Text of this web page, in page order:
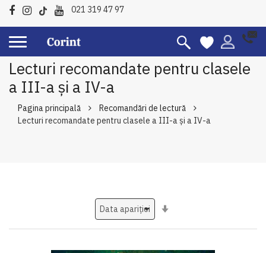
021 319 47 97
Lecturi recomandate pentru clasele
a III-a şi a IV-a
Pagina principală
Recomandări de lectură
Lecturi recomandate pentru clasele a III-a şi a IV-a